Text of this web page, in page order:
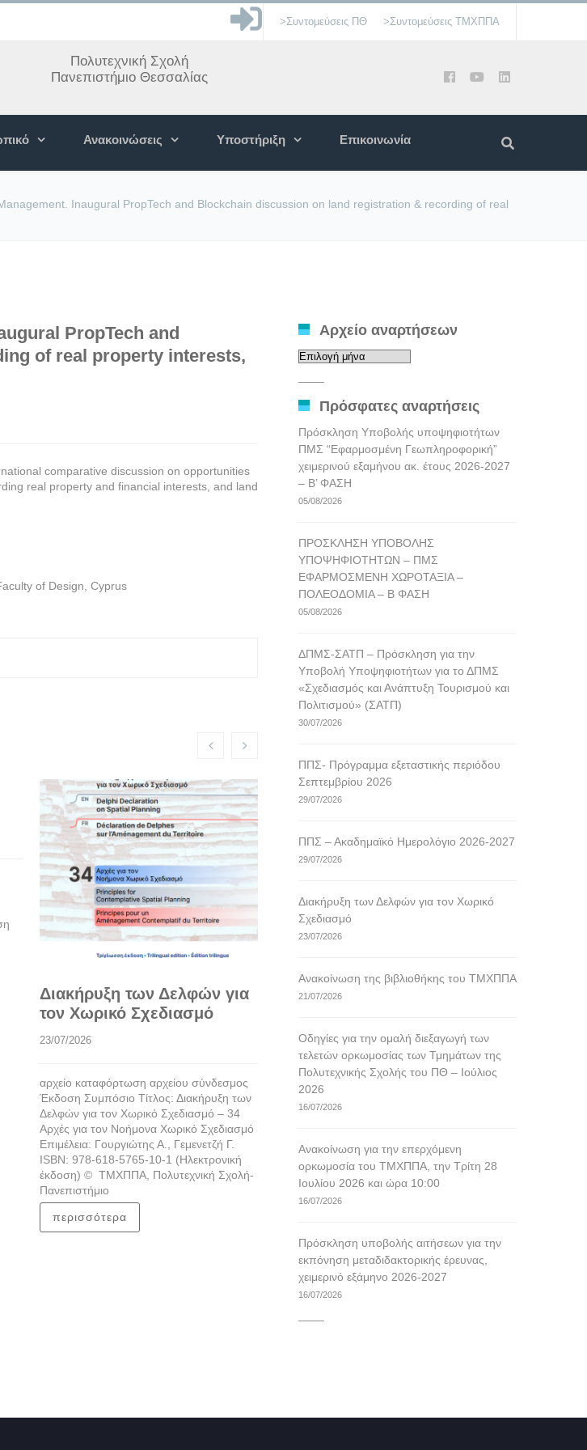
>Συντομεύσεις ΠΘ >Συντομεύσεις ΤΜΧΠΠΑ
Πολυτεχνική Σχολή
Πανεπιστήμιο Θεσσαλίας
Ανακοινώσεις Υποστήριξη Επικοινωνία
Inaugural PropTech and Blockchain discussion on land registration & recording of real
PropTech and
of real property interests,
comparative discussion on opportunities
real property and financial interests, and land
of Design, Cyprus
Διακήρυξη των Δελφών για
τον Χωρικό Σχεδιασμό
23/07/2026
αρχείο καταφόρτωση αρχείου σύνδεσμος
Έκδοση Συμπόσιο Τίτλος: Διακήρυξη των
Δελφών για τον Χωρικό Σχεδιασμό – 34
Αρχές για τον Νοήμονα Χωρικό Σχεδιασμό
Επιμέλεια: Γουργιώτης Α., Γεμενετζή Γ.
ISBN: 978-618-5765-10-1 (Ηλεκτρονική
έκδοση) © ΤΜΧΠΠΑ, Πολυτεχνική Σχολή-
Πανεπιστήμιο
περισσότερα
Οδηγίες για την ομαλή
διεξαγωγή των τελετών
της Πολυτεχνικής Σχολής
του ΠΘ – Ιούλιος 2026
Για την ομαλή διεξαγωγή της Ορκωμοσίας
παρακάτω: Οι απόφοιτοι θα φορέσουν
τήβεννο, εφόσον το επιθυμούν. Οι υπό
περισσότερα
Ιουλίου
Αρχείο αναρτήσεων
Αρχείο
Πρόσφατες αναρτήσεις
Πρόσκληση Υποβολής υποψηφιοτήτων
ΠΜΣ “Εφαρμοσμένη Γεωπληροφορική”
χειμερινού εξαμήνου ακ. έτους 2026-2027
– Β’ ΦΑΣΗ
05/08/2026
ΠΡΟΣΚΛΗΣΗ ΥΠΟΒΟΛΗΣ
ΥΠΟΨΗΦΙΟΤΗΤΩΝ – ΠΜΣ
ΕΦΑΡΜΟΣΜΕΝΗ ΧΩΡΟΤΑΞΙΑ –
ΠΟΛΕΟΔΟΜΙΑ – Β ΦΑΣΗ
05/08/2026
ΔΠΜΣ-ΣΑΤΠ – Πρόσκληση για την
Υποβολή Υποψηφιοτήτων για το ΔΠΜΣ
«Σχεδιασμός και Ανάπτυξη Τουρισμού και
Πολιτισμού» (ΣΑΤΠ)
30/07/2026
ΠΠΣ- Πρόγραμμα εξεταστικής περιόδου
Σεπτεμβρίου 2026
29/07/2026
ΠΠΣ – Ακαδημαϊκό Ημερολόγιο 2026-2027
29/07/2026
Διακήρυξη των Δελφών για τον Χωρικό
Σχεδιασμό
23/07/2026
Ανακοίνωση της βιβλιοθήκης του ΤΜΧΠΠΑ
21/07/2026
Οδηγίες για την ομαλή διεξαγωγή των
τελετών ορκωμοσίας των Τμημάτων της
Πολυτεχνικής Σχολής του ΠΘ – Ιούλιος
2026
16/07/2026
Ανακοίνωση για την επερχόμενη
ορκωμοσία του ΤΜΧΠΠΑ, την Τρίτη 28
Ιουλίου 2026 και ώρα 10:00
16/07/2026
Πρόσκληση υποβολής αιτήσεων για την
εκπόνηση μεταδιδακτορικής έρευνας,
χειμερινό εξάμηνο 2026-2027
16/07/2026